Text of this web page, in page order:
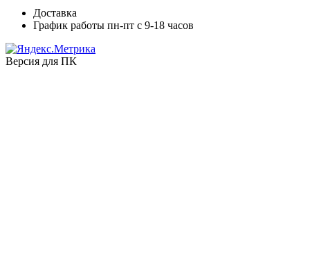
Доставка
График работы пн-пт с 9-18 часов
Версия для ПК